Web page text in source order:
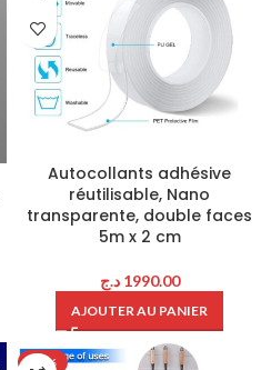
Autocollants adhésive
réutilisable, Nano
transparente, double faces
5m x 2 cm
1990.00 د.ج
AJOUTER AU PANIER
-17%